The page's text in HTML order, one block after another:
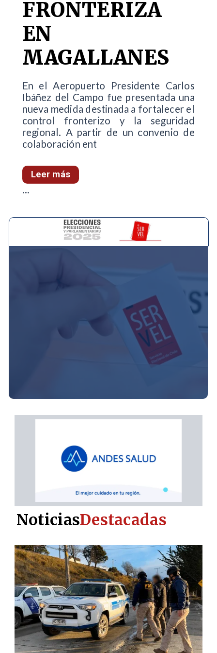
FRONTERIZA
EN
MAGALLANES
En el Aeropuerto Presidente Carlos
Ibáñez del Campo fue presentada una
nueva medida destinada a fortalecer el
control fronterizo y la seguridad
regional. A partir de un convenio de
colaboración ent
Leer más
...
NoticiasDestacadas